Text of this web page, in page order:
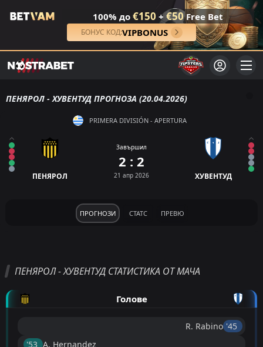
100% до €150 + €50Free Bet
БОНУС КОД:VIPBONUS
ПЕНЯРОЛ - ХУВЕНТУД ПРОГНОЗА (20.04.2026)
PRIMERA DIVISIÓN - APERTURA
ПЕНЯРОЛ
Завършил
2 : 2
21 апр 2026 ХУВЕНТУД
ПРОГНОЗИ СТАТС ПРЕВЮ
ПЕНЯРОЛ - ХУВЕНТУД СТАТИСТИКА ОТ МАЧА
Голове
R. Rabino '45 ︎
'53 ︎ A. Hernandez